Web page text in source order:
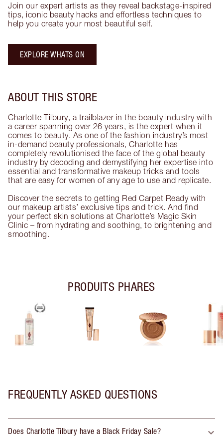
Join our expert artists as they reveal backstage-inspired
tips, iconic beauty hacks and effortless techniques to
help you create your most beautiful self.
EXPLORE WHATS ON
ABOUT THIS STORE
Charlotte Tilbury, a trailblazer in the beauty industry with
a career spanning over 26 years, is the expert when it
comes to beauty. As one of the fashion industry’s most
in-demand beauty professionals, Charlotte has
completely revolutionised the face of the global beauty
industry by decoding and demystifying her expertise into
essential and transformative makeup tricks and tools
that are easy for women of any age to use and replicate.
Discover the secrets to getting Red Carpet Ready with
our makeup artists’ exclusive tips and trick. And find
your perfect skin solutions at Charlotte’s Magic Skin
Clinic – from hydrating and soothing, to brightening and
smoothing.
PRODUITS PHARES
FREQUENTLY ASKED QUESTIONS
Does Charlotte Tilbury have a Black Friday Sale?